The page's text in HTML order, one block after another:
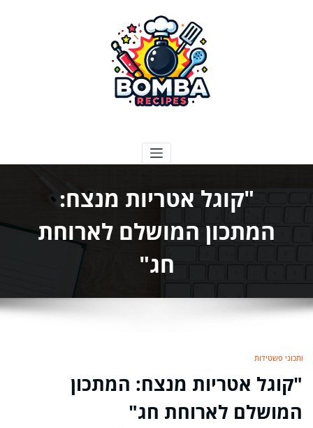
"קוגל אטריות מנצח:
המתכון המושלם לארוחת
חג"
מתכוני פשטידות
"קוגל אטריות מנצח: המתכון
המושלם לארוחת חג"